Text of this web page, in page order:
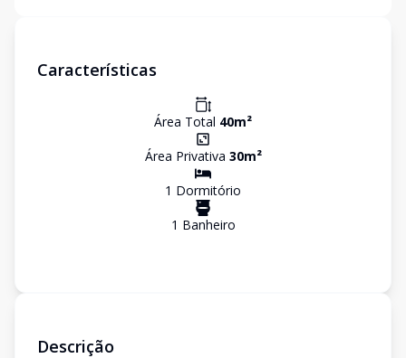
Características
Área Total 40m²
Área Privativa 30m²
1 Dormitório
1 Banheiro
Descrição